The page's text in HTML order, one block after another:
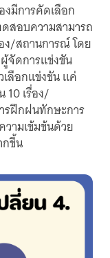
มีการคัดเลือก
สอบความสามารถ
ง/สถานการณ์ โดย
จัดการแข่งขัน
ลือกแข่งขัน แค่
10 เรื่อง/
ฝึกฝนทักษะการ
ามเข้มข้นด้วย
ขึ้น